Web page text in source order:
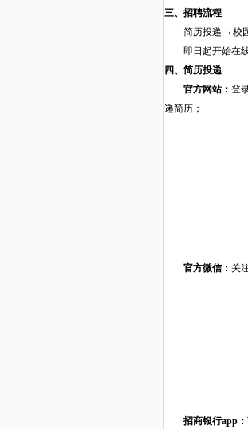
三、招聘流程
简历投递 → 校
即日起开始在
四 、简历投递
官方网站： 登
递简历 ；
官方微信： 关
招商银行app ：